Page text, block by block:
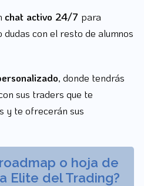
chat activo 24/7 para
con el resto de alumnos
, donde tendrás
sus traders que te
y te ofrecerán sus
o hoja de
Elite del Trading?